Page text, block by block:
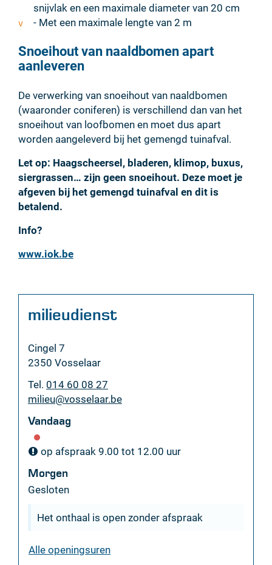
snijvlak en een maximale diameter van 20 cm
- Met een maximale lengte van 2 m
Snoeihout van naaldbomen apart
aanleveren
De verwerking van snoeihout van naaldbomen
(waaronder coniferen) is verschillend dan van het
snoeihout van loofbomen en moet dus apart
worden aangeleverd bij het gemengd tuinafval.
Let op: Haagscheersel, bladeren, klimop, buxus,
siergrassen… zijn geen snoeihout. Deze moet je
afgeven bij het gemengd tuinafval en dit is
betalend.
Info?
www.iok.be
Contact
milieudienst
Adres
Cingel 7
,2350 Vosselaar
Tel. 014 60 08 27
E-
milieu@vosselaar.be
Vandaag
op afspraak 9.00 tot 12.00 uur
Morgen
Gesloten
Het onthaal is open zonder afspraak
Alle openingsurenmilieudienst